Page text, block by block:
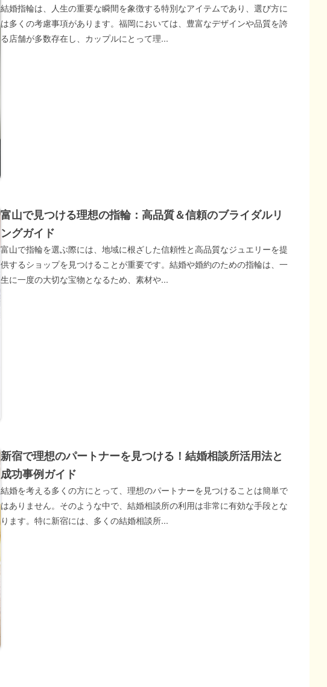
結婚指輪は、人生の重要な瞬間を象徴する特別なアイテムであり、選び方に
は多くの考慮事項があります。福岡においては、豊富なデザインや品質を誇
る店舗が多数存在し、カップルにとって理...
富山で見つける理想の指輪：高品質＆信頼のブライダルリ
ングガイド
富山で指輪を選ぶ際には、地域に根ざした信頼性と高品質なジュエリーを提
供するショップを見つけることが重要です。結婚や婚約のための指輪は、一
生に一度の大切な宝物となるため、素材や...
新宿で理想のパートナーを見つける！結婚相談所活用法と
成功事例ガイド
結婚を考える多くの方にとって、理想のパートナーを見つけることは簡単で
はありません。そのような中で、結婚相談所の利用は非常に有効な手段とな
ります。特に新宿には、多くの結婚相談所...